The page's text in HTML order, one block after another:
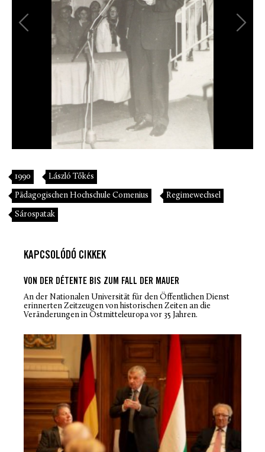
1990 László Tőkés
Pädagogischen Hochschule Comenius Regimewechsel
Sárospatak
KAPCSOLÓDÓ CIKKEK
VON DER DÉTENTE BIS ZUM FALL DER MAUER
An der Nationalen Universität für den Öffentlichen Dienst
erinnerten Zeitzeugen von historischen Zeiten an die
Veränderungen in Ostmitteleuropa vor 35 Jahren.